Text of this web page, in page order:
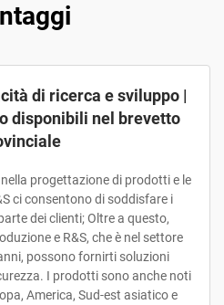
di ricerca e sviluppo |
disponibili nel brevetto
progettazione di prodotti e le
ci consentono di soddisfare i
dei clienti; Oltre a questo,
e R&S, che è nel settore
possono fornirti soluzioni
I prodotti sono anche noti
America, Sud-est asiatico e